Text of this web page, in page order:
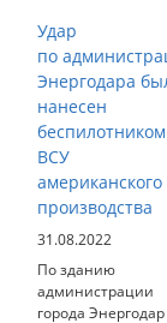
Удар
по
Энергодара
нанесен
беспилотником
ВСУ
американского
производства
31.08.2022
По зданию
администрации
города Энергодар